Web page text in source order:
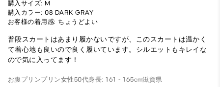
購入サイズ: M
購入カラー: 08 DARK GRAY
お客様の着用感: ちょうどよい
普段スカートはあまり履かないですが、このスカートは温かく
て着心地も良いので良く履いています。シルエットもキレイな
ので気に入ってます！
お腹プリンプリン女性50代身長: 161 - 165cm滋賀県